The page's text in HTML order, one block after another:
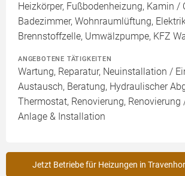
Heizkörper, Fußbodenheizung, Kamin /
Badezimmer, Wohnraumlüftung,
Brennstoffzelle, Umwälzpumpe, KFZ
ANGEBOTENE TÄTIGKEITEN
Wartung, Reparatur, Neuinstallation /
Austausch, Beratung, Hydraulischer
Thermostat, Renovierung, Renovierung
Anlage & Installation
Jetzt Betriebe für Heizungen in